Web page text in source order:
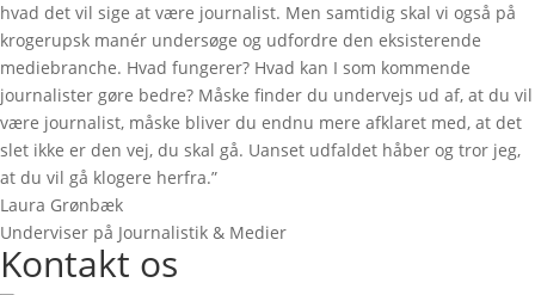
hvad det vil sige at være journalist. Men samtidig skal vi også på
krogerupsk manér undersøge og udfordre den eksisterende
mediebranche. Hvad fungerer? Hvad kan I som kommende
journalister gøre bedre? Måske finder du undervejs ud af, at du vil
være journalist, måske bliver du endnu mere afklaret med, at det
slet ikke er den vej, du skal gå. Uanset udfaldet håber og tror jeg,
at du vil gå klogere herfra.”
Laura Grønbæk
Underviser på Journalistik & Medier
Kontakt os